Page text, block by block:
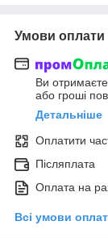
Умови оплати
Ви
або гроші
Детальніше
Оплатити
Післяплата
Оплата на
Всі умови